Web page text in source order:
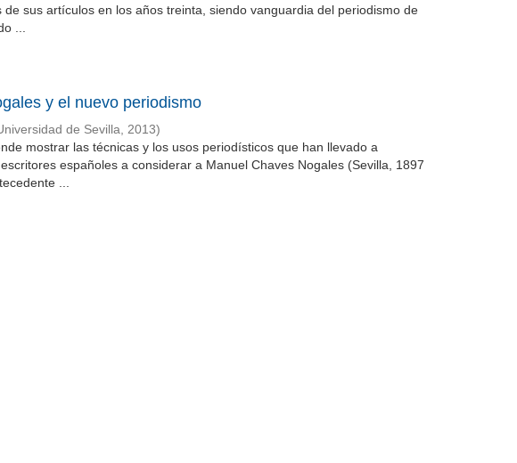
de sus artículos en los años treinta, siendo vanguardia del periodismo de
...
y el nuevo periodismo
de Sevilla, 2013)
mostrar las técnicas y los usos periodísticos que han llevado a
españoles a considerar a Manuel Chaves Nogales (Sevilla, 1897
...